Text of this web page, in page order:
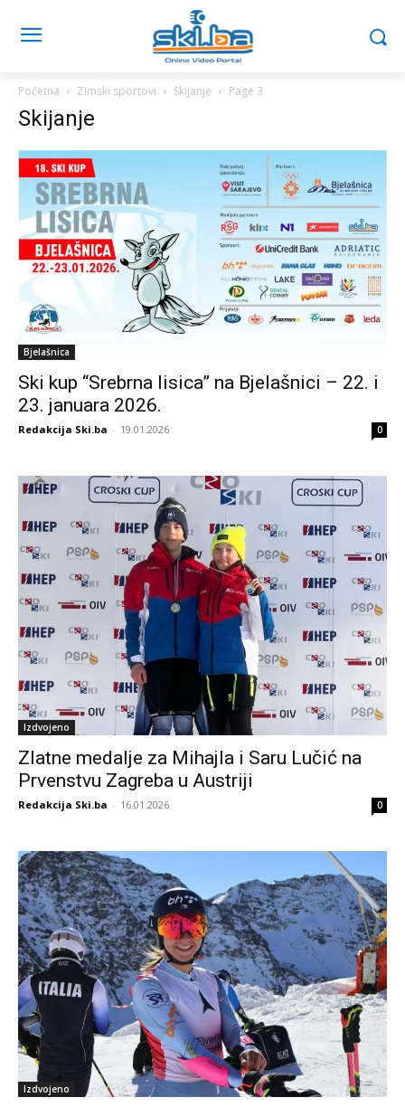
Početna Zimski sportovi Skijanje Page 3
Skijanje
Bjelašnica
Ski kup “Srebrna lisica” na Bjelašnici – 22. i
23. januara 2026.
Redakcija Ski.ba - 19.01.2026 0
Izdvojeno
Zlatne medalje za Mihajla i Saru Lučić na
Prvenstvu Zagreba u Austriji
Redakcija Ski.ba - 16.01.2026 0
Izdvojeno